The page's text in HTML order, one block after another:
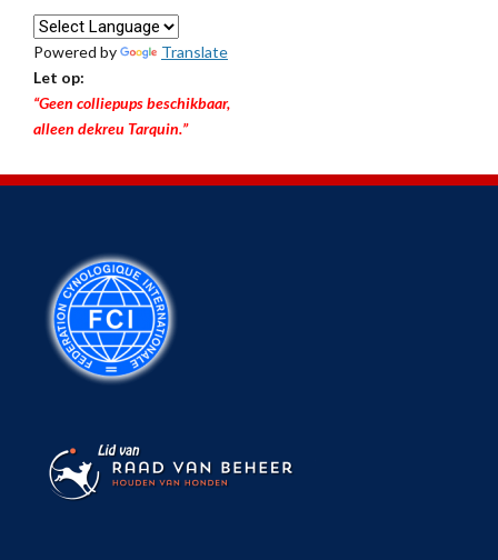
Powered by
Translate
Let op:
“Geen colliepups beschikbaar,
alleen dekreu Tarquin.”